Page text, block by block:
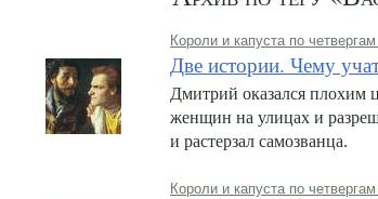
Короли и капуста по
Две истории. Чему
Дмитрий оказался плохим
женщин на улицах и
и растерзал самозванца.
Короли и капуста по